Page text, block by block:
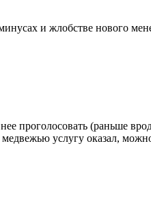
и жлобстве нового
проголосовать (раньше
услугу оказал,